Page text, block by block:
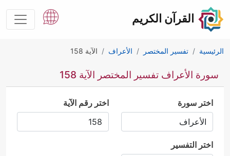
القرآن الكريم
الرئيسية تفسير المختصر الأعراف الآية 158
سورة الأعراف تفسير المختصر الآية 158
اختر سورة اختر رقم الآية
اختر التفسير